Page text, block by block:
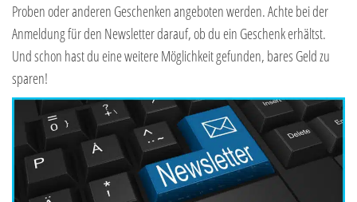
Proben oder anderen Geschenken angeboten werden. Achte bei der
Anmeldung für den Newsletter darauf, ob du ein Geschenk erhältst.
Und schon hast du eine weitere Möglichkeit gefunden, bares Geld zu
sparen!